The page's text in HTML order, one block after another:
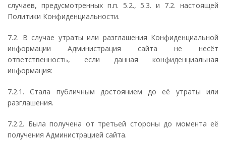
случаев, предусмотренных п.п. 5.2., 5.3. и 7.2. настоящей
Политики Конфиденциальности.
7.2. В случае утраты или разглашения Конфиденциальной
информации Администрация сайта не несёт
ответственность, если данная конфиденциальная
информация:
7.2.1. Стала публичным достоянием до её утраты или
разглашения.
7.2.2. Была получена от третьей стороны до момента её
получения Администрацией сайта.